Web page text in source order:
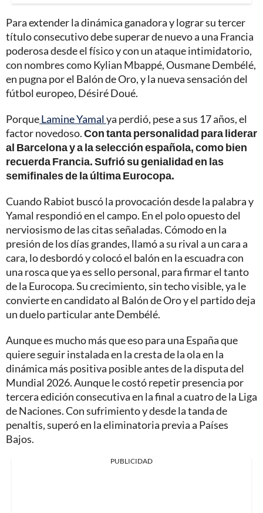
Para extender la dinámica ganadora y lograr su tercer
título consecutivo debe superar de nuevo a una Francia
poderosa desde el físico y con un ataque intimidatorio,
con nombres como Kylian Mbappé, Ousmane Dembélé,
en pugna por el Balón de Oro, y la nueva sensación del
fútbol europeo, Désiré Doué.
PorqueLamine Yamalya perdió, pese a sus 17 años, el
factor novedoso.Con tanta personalidad para liderar
al Barcelona y a la selección española, como bien
recuerda Francia. Sufrió su genialidad en las
semifinales de la última Eurocopa.
Cuando Rabiot buscó la provocación desde la palabra y
Yamal respondió en el campo. En el polo opuesto del
nerviosismo de las citas señaladas. Cómodo en la
presión de los días grandes, llamó a su rival a un cara a
cara, lo desbordó y colocó el balón en la escuadra con
una rosca que ya es sello personal, para firmar el tanto
de la Eurocopa. Su crecimiento, sin techo visible, ya le
convierte en candidato al Balón de Oro y el partido deja
un duelo particular ante Dembélé.
Aunque es mucho más que eso para una España que
quiere seguir instalada en la cresta de la ola en la
dinámica más positiva posible antes de la disputa del
Mundial 2026. Aunque le costó repetir presencia por
tercera edición consecutiva en la final a cuatro de la Liga
de Naciones. Con sufrimiento y desde la tanda de
penaltis, superó en la eliminatoria previa a Países
Bajos.
PUBLICIDAD